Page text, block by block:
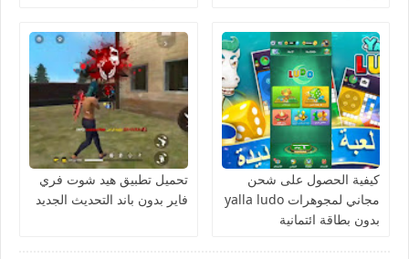
كيفية الحصول على شحن
مجاني لمجوهرات yalla ludo
بدون بطاقة ائتمانية
تحميل تطبيق هيد شوت فري
فاير بدون باند التحديث الجديد